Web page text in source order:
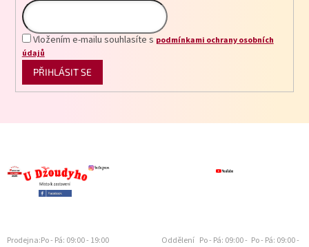
Vložením e-mailu souhlasíte s podmínkami ochrany osobních
údajů
PŘIHLÁSIT SE
Prodejna:Po - Pá: 09:00 - 19:00
Oddělení Po - Pá: 09:00 - Po - Pá: 09:00 -